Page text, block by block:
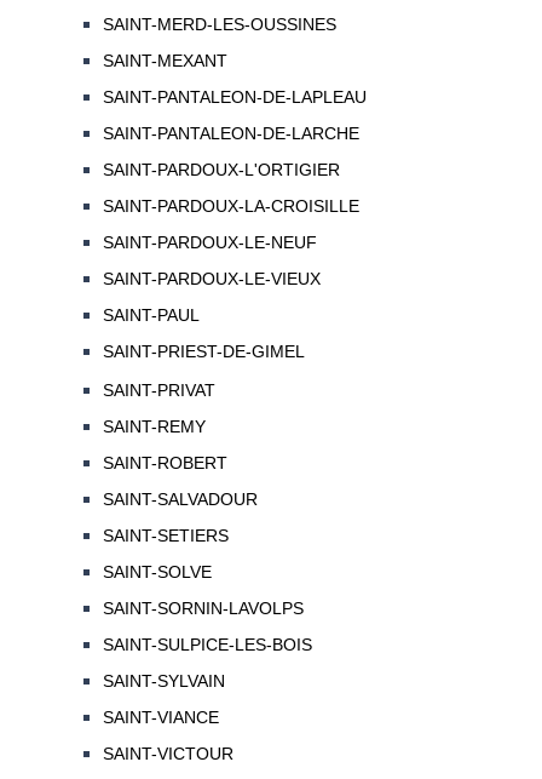
SAINT-MERD-LES-OUSSINES
SAINT-MEXANT
SAINT-PANTALEON-DE-LAPLEAU
SAINT-PANTALEON-DE-LARCHE
SAINT-PARDOUX-L'ORTIGIER
SAINT-PARDOUX-LA-CROISILLE
SAINT-PARDOUX-LE-NEUF
SAINT-PARDOUX-LE-VIEUX
SAINT-PAUL
SAINT-PRIEST-DE-GIMEL
SAINT-PRIVAT
SAINT-REMY
SAINT-ROBERT
SAINT-SALVADOUR
SAINT-SETIERS
SAINT-SOLVE
SAINT-SORNIN-LAVOLPS
SAINT-SULPICE-LES-BOIS
SAINT-SYLVAIN
SAINT-VIANCE
SAINT-VICTOUR